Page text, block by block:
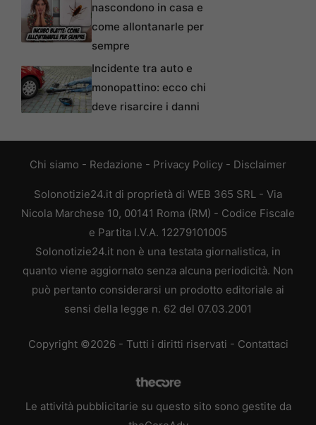
nascondono in casa e
come allontanarle per
sempre
Incidente tra auto e
monopattino: ecco chi
deve risarcire i danni
Chi siamo - Redazione - Privacy Policy - Disclaimer
Solonotizie24.it di proprietà di WEB 365 SRL - Via
Nicola Marchese 10, 00141 Roma (RM) - Codice Fiscale
e Partita I.V.A. 12279101005
Solonotizie24.it non è una testata giornalistica, in
quanto viene aggiornato senza alcuna periodicità. Non
può pertanto considerarsi un prodotto editoriale ai
sensi della legge n. 62 del 07.03.2001
Copyright ©2026 - Tutti i diritti riservati - Contattaci
Le attività pubblicitarie su questo sito sono gestite da